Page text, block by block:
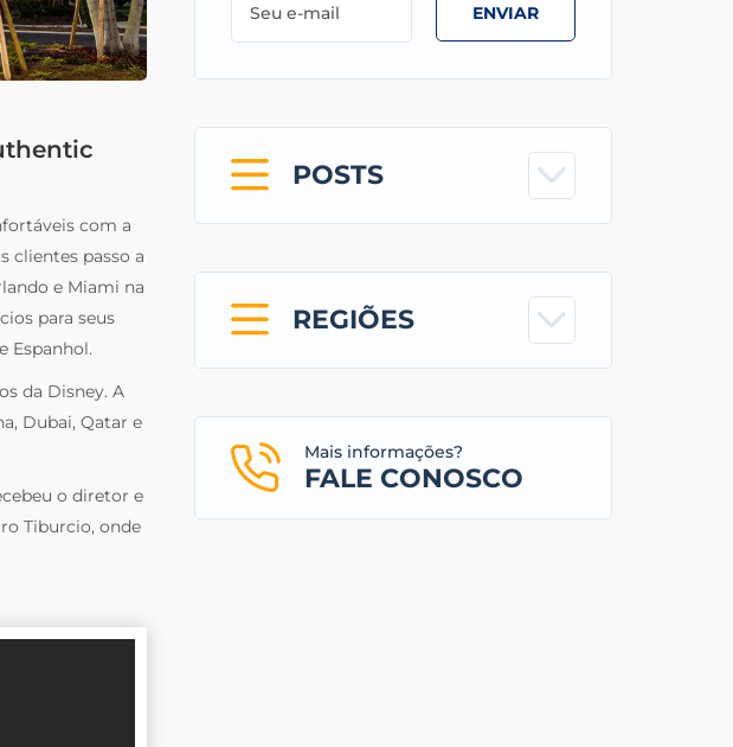
com a
clientes passo a
e Miami na
para seus
Espanhol.
da Disney. A
Dubai, Qatar e
o diretor e
Tiburcio, onde
ENVIAR
POSTS
REGIÕES
Mais informações?
FALE CONOSCO